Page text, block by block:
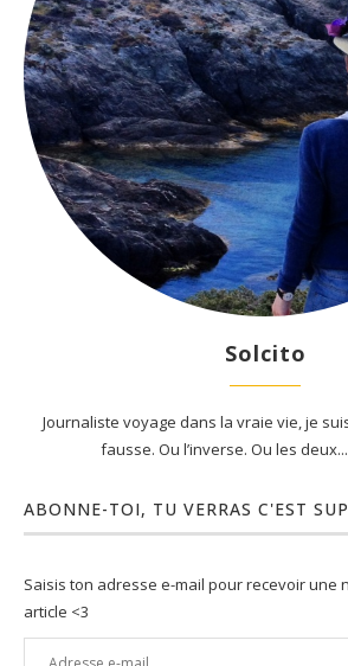
Solcito
Journaliste voyage dans la vraie vie, je
fausse. Ou l’inverse. Ou les
ABONNE-TOI, TU VERRAS C'EST
Saisis ton adresse e-mail pour recevoir une
article <3
Adresse